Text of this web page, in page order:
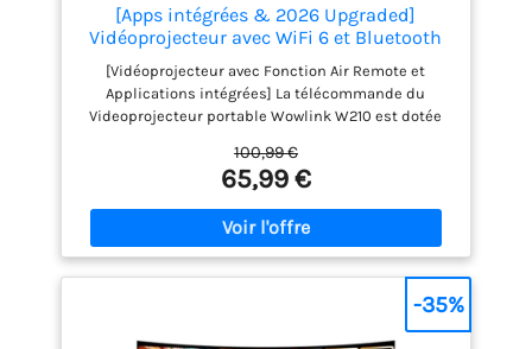
[Apps intégrées & 2026 Upgraded]
Vidéoprojecteur avec WiFi 6 et Bluetooth
[Vidéoprojecteur avec Fonction Air Remote et
Applications intégrées] La télécommande du
Videoprojecteur portable Wowlink W210 est dotée
gyroscopique. Vous pouvez contrôler l'écran du
projecteur d'un simple mouvement du poignet. Le
projecteur W210 est compatible avec des
applications telles que YouTube et D+. Regardez des
films et des vidéos en un clic, sans appareil
externe, et profitez d'une expérience audiovisuelle
immersive comme au home cinéma, où et quand
vous le souhaitez. [Prise en Charge 4K 1080P & 720P]
Le videoprojecteur 4k Wowlink W210 adopte la
100,99 €
65,99 €
-35%